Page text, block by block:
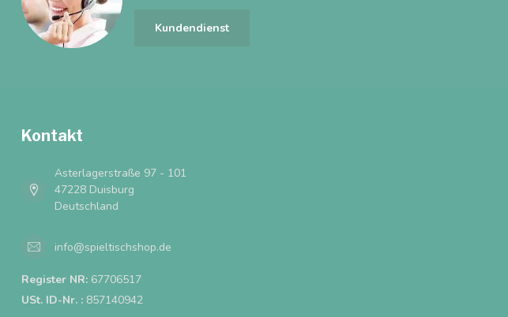
Kundendienst
Kontakt
Asterlagerstraße 97 - 101
47228 Duisburg
Deutschland
info@spieltischshop.de
Register NR: 67706517
USt. ID-Nr. : 857140942